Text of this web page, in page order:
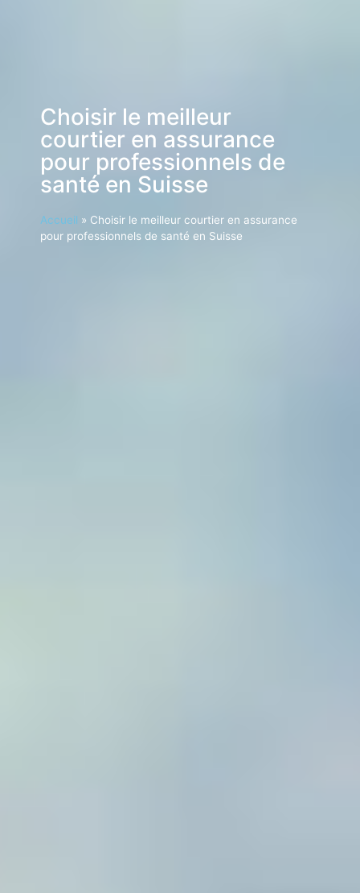
Choisir le meilleur
courtier en assurance
pour professionnels de
santé en Suisse
Accueil » Choisir le meilleur courtier en assurance
pour professionnels de santé en Suisse